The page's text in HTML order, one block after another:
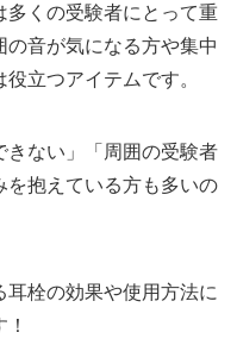
多くの受験者にとって重
音が気になる方や集中
立つアイテムです。
きない」「周囲の受験者
を抱えている方も多いの
栓の効果や使用方法に